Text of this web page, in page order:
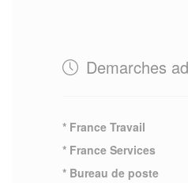
Demarches
* France Travail
* France Services
* Bureau de poste